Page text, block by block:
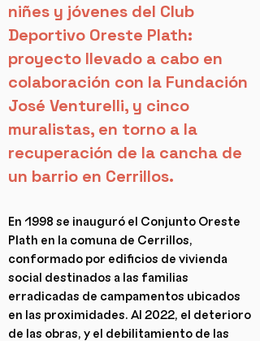
niñes y jóvenes del Club
Deportivo Oreste Plath:
proyecto llevado a cabo en
colaboración con la Fundación
José Venturelli, y cinco
muralistas, en torno a la
recuperación de la cancha de
un barrio en Cerrillos.
En 1998 se inauguró el Conjunto Oreste
Plath en la comuna de Cerrillos,
conformado por edificios de vivienda
social destinados a las familias
erradicadas de campamentos ubicados
en las proximidades. Al 2022, el deterioro
de las obras, y el debilitamiento de las